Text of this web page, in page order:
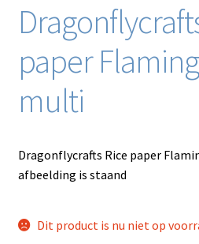
paper
multi
Dragonflycrafts Rice paper
afbeelding is staand
Dit product is nu niet op